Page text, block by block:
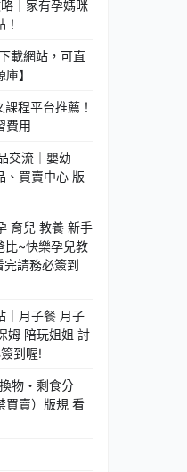
｜家有孕媽咪
載網站，可直
】
程平台推薦！
費用
交流｜嬰幼
、買賣中心 版
育兒 教養 新手
比~快樂孕兒教
請務必簽到
｜月子餐 月子
姆 陪玩姐姐 討
到喔!
物・剩食分
買賣）版規 看